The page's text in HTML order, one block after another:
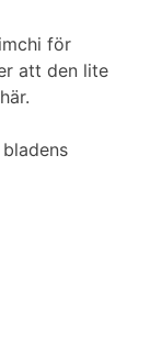
för
att den lite